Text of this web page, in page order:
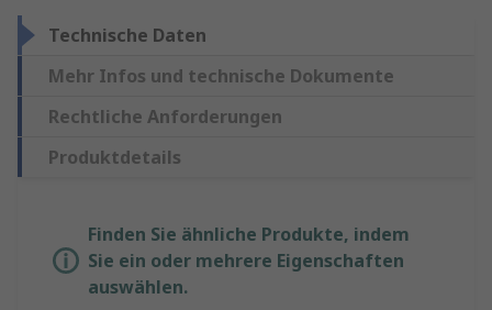
Technische Daten
Mehr Infos und technische Dokumente
Rechtliche Anforderungen
Produktdetails
Finden Sie ähnliche Produkte, indem
Sie ein oder mehrere Eigenschaften
auswählen.